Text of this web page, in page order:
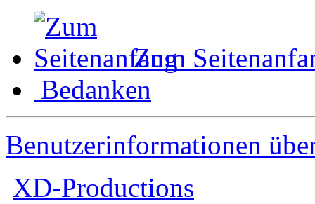
Zum
Bedanken
Benutzerinformationen
XD-Productions